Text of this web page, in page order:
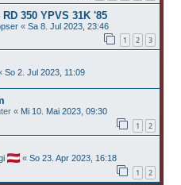
350 YPVS 31K '85
« Sa 8. Jul 2023, 23:46
1 2 3
So 2. Jul 2023, 11:09
« Mi 10. Mai 2023, 09:30
1 2
« So 23. Apr 2023, 16:18
1 2